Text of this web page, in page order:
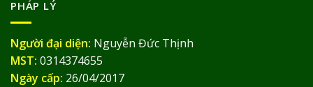
PHÁP LÝ
Người đại diện: Nguyễn Đức Thịnh
MST: 0314374655
Ngày cấp: 26/04/2017